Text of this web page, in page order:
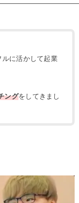
に活かして起業
ングをしてきまし